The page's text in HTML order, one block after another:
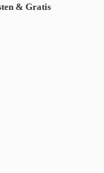
& Gratis